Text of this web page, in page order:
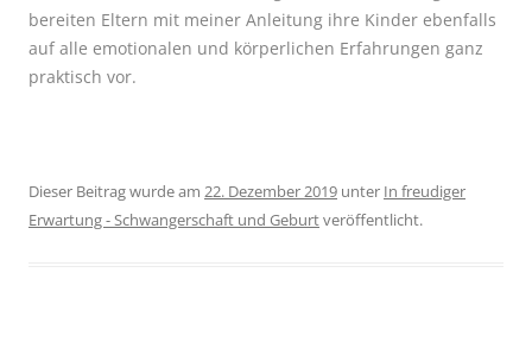
bereiten Eltern mit meiner Anleitung ihre Kinder ebenfalls
auf alle emotionalen und körperlichen Erfahrungen ganz
praktisch vor.
Dieser Beitrag wurde am 22. Dezember 2019 unter In freudiger
Erwartung - Schwangerschaft und Geburtveröffentlicht.